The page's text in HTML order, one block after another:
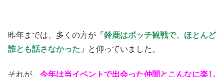
昨年までは、多くの方が 「鈴鹿はボッチ観戦で、ほとんど
誰とも話さなかった」
と仰っていました。
それが、 今年は当イベントで出会った仲間とこんなに楽し